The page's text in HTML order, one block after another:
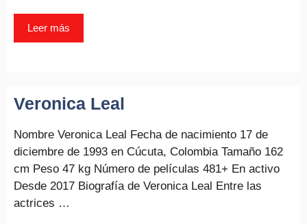
Leer más
Veronica Leal
Nombre Veronica Leal Fecha de nacimiento 17 de
diciembre de 1993 en Cúcuta, Colombia Tamaño 162
cm Peso 47 kg Número de películas 481+ En activo
Desde 2017 Biografía de Veronica Leal Entre las
actrices …